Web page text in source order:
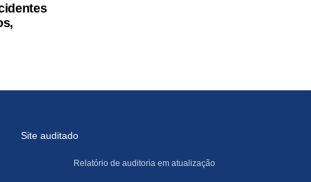
Site auditado
Relatório de auditoria em atualização